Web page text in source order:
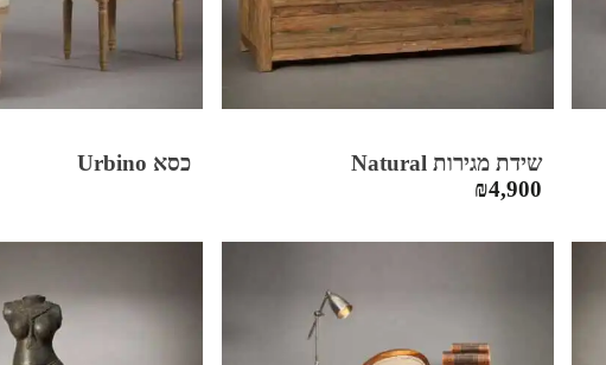
שידת מגירות Natural
₪4,900
כסא Urbino